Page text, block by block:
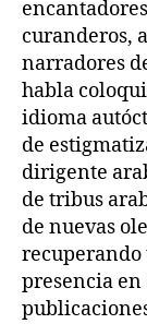
curanderos,
narradores
habla
idioma
de
dirigente
de tribus
de nuevas
recuperando
presencia